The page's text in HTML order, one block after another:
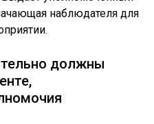
наблюдателя для
должны